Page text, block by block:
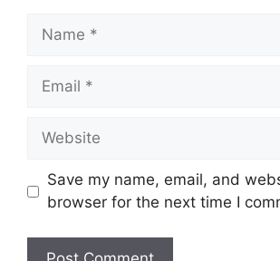
Name
Email
Website
Save my name, email, and
browser for the next time I